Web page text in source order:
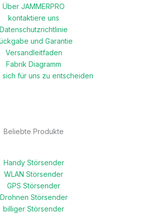
Über JAMMERPRO
kontaktiere uns
Datenschutzrichtlinie
und Garantie
Versandleitfaden
Fabrik Diagramm
sich für uns zu entscheiden
Beliebte Produkte
Handy Störsender
WLAN Störsender
GPS Störsender
Drohnen Störsender
billiger Störsender